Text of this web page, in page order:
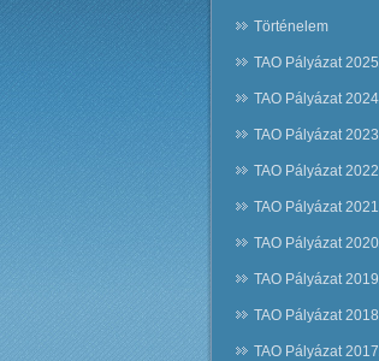
Történelem
TAO Pályázat
TAO Pályázat
TAO Pályázat
TAO Pályázat
TAO Pályázat
TAO Pályázat
TAO Pályázat
TAO Pályázat
TAO Pályázat